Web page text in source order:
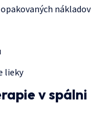
nákladov
lieky
v spálni